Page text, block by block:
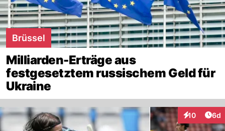
Brüssel
Milliarden-Erträge aus
festgesetztem russischem Geld für
Ukraine
10
Interaktionen
6d